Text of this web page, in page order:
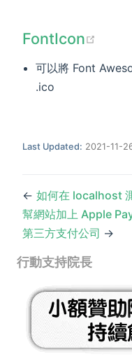
FontIcon
可以將 Font
.ico
Last Updated: 2021-11-
← 如何在 localhost
幫網站加上 Apple
第三方支付公司 →
行動支持院長